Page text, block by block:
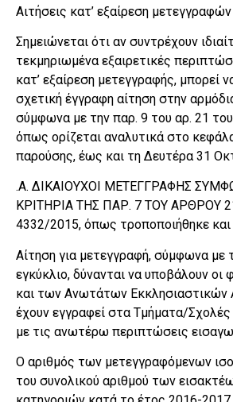
Αιτήσεις κατ’ εξαίρεση μετεγγραφών
Σημειώνεται ότι αν συντρέχουν
τεκμηριωμένα εξαιρετικές
κατ’ εξαίρεση μετεγγραφής, μπορεί
σχετική έγγραφη αίτηση στην
σύμφωνα με την παρ. 9 του αρ. 21
όπως ορίζεται αναλυτικά στο
παρούσης, έως και τη Δευτέρα 31
.Α. ΔΙΚΑΙΟΥΧΟΙ ΜΕΤΕΓΓΡΑΦΗΣ
ΚΡΙΤΗΡΙΑ ΤΗΣ ΠΑΡ. 7 ΤΟΥ ΑΡΘΡΟΥ
4332/2015, όπως τροποποιήθηκε και
Αίτηση για μετεγγραφή, σύμφωνα με
εγκύκλιο, δύνανται να υποβάλουν οι
και των Ανωτάτων Εκκλησιαστικών
έχουν εγγραφεί στα Τμήματα/
με τις ανωτέρω περιπτώσεις
Ο αριθμός των μετεγγραφόμενων
του συνολικού αριθμού των